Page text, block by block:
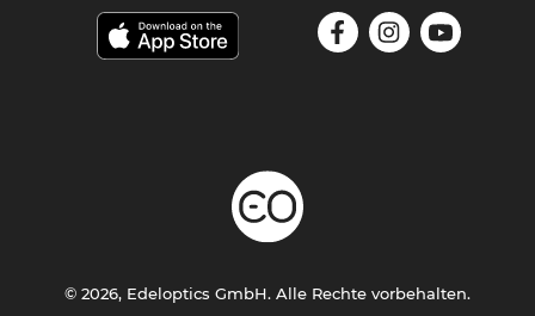
© 2026, Edeloptics GmbH. Alle Rechte vorbehalten.